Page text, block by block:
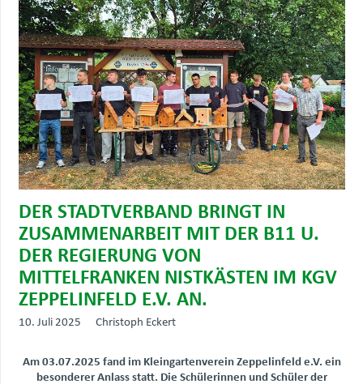
DER STADTVERBAND BRINGT IN
ZUSAMMENARBEIT MIT DER B11 U.
DER REGIERUNG VON
MITTELFRANKEN NISTKÄSTEN IM KGV
ZEPPELINFELD E.V. AN.
10. Juli 2025 Christoph Eckert
Am 03.07.2025 fand im Kleingartenverein Zeppelinfeld e.V. ein
besonderer Anlass statt. Die Schülerinnen und Schüler der